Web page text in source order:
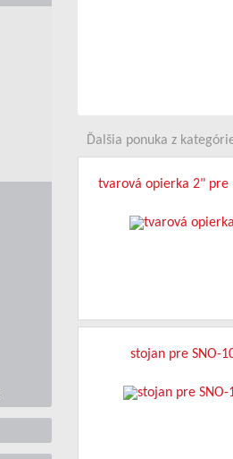
Ďalšia ponuka z
tvarová opierka 2" pre
stojan pre SNO-